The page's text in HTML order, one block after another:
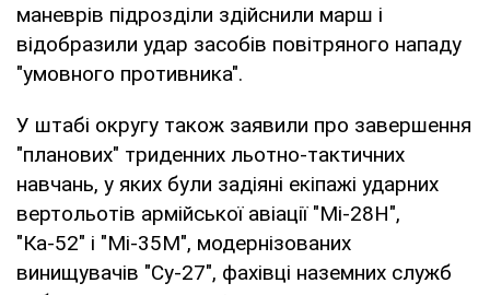
маневрів підрозділи здійснили марш і
відобразили удар засобів повітряного нападу
"умовного противника".
У штабі округу також заявили про завершення
"планових" триденних льотно-тактичних
навчань, у яких були задіяні екіпажі ударних
вертольотів армійської авіації "Мі-28Н",
"Ка-52" і "Мі-35М", модернізованих
винищувачів "Су-27", фахівці наземних служб